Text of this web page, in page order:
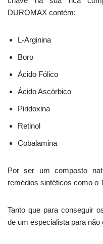
DUROMAX contém:
L-Arginina
Boro
Ácido Fólico
Ácido Ascórbico
Piridoxina
Retinol
Cobalamina
Por ser um composto
remédios sintéticos como o
Tanto que para conseguir
de um especialista para